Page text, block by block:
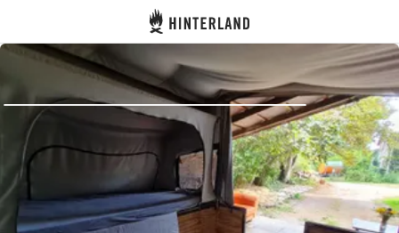
Hinterland
Anmelden
Registrieren